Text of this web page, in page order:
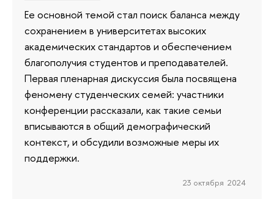
Ее основной темой стал поиск баланса между
сохранением в университетах высоких
академических стандартов и обеспечением
благополучия студентов и преподавателей.
Первая пленарная дискуссия была посвящена
феномену студенческих семей: участники
конференции рассказали, как такие семьи
вписываются в общий демографический
контекст, и обсудили возможные меры их
поддержки.
23 октября 2024